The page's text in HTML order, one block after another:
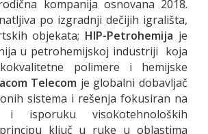
kompanija osnovana 2018.
po izgradnji dečijih igrališta,
objekata; HIP-Petrohemija je
u petrohemijskoj industriji koja
polimere i hemijske
Telecom je globalni dobavljač
sistema i rešenja fokusiran na
i isporuku visokotehnoloških
ključ u ruke u oblastima